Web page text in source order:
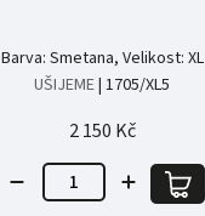
Barva: Smetana, Velikost: XL
UŠIJEME| 1705/XL5
2 150 Kč